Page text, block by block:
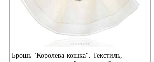
Брошь "Королева-кошка". Текстиль,